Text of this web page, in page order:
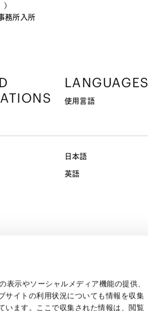
示やソーシャルメディア機能の提供、
サイトの利用状況についても情報を収集
います。ここで収集された情報は、閲覧
務所入所
LANGUAGES
使用言語
日本語
英語